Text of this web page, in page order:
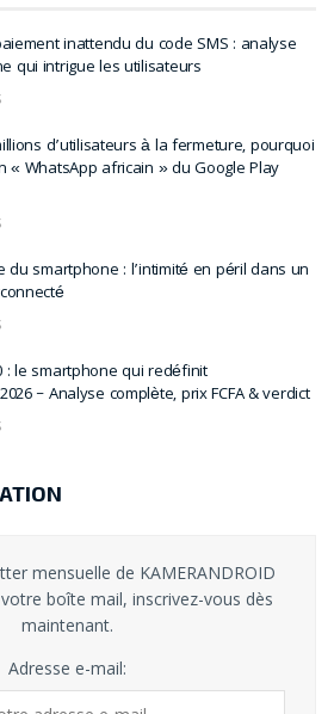
inattendu du code SMS : analyse
qui intrigue les utilisateurs
d’utilisateurs à la fermeture, pourquoi
« WhatsApp africain » du Google Play
du smartphone : l’intimité en péril dans un
: le smartphone qui redéfinit
– Analyse complète, prix FCFA & verdict
mensuelle de KAMERANDROID
boîte mail, inscrivez-vous dès
maintenant.
Adresse e-mail: